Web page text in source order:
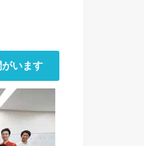
がいます